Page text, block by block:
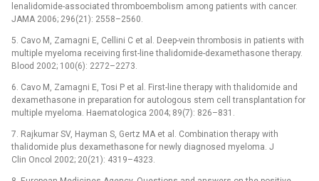
lenalidomide-associated thromboembolism among patients with cancer.
JAMA 2006; 296(21): 2558–2560.
5. Cavo M, Zamagni E, Cellini C et al. Deep-vein thrombosis in patients with
multiple myeloma receiving first-line thalidomide-dexamethasone therapy.
Blood 2002; 100(6): 2272–2273.
6. Cavo M, Zamagni E, Tosi P et al. First-line therapy with thalidomide and
dexamethasone in preparation for autologous stem cell transplantation for
multiple myeloma. Haematologica 2004; 89(7): 826–831.
7. Rajkumar SV, Hayman S, Gertz MA et al. Combination therapy with
thalidomide plus dexamethasone for newly diagnosed myeloma. J
Clin Oncol 2002; 20(21): 4319–4323.